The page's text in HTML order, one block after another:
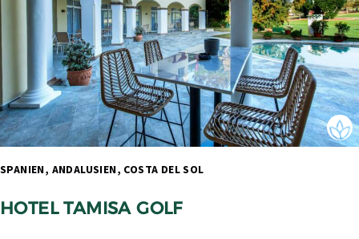
HOTEL TAMISA GOLF